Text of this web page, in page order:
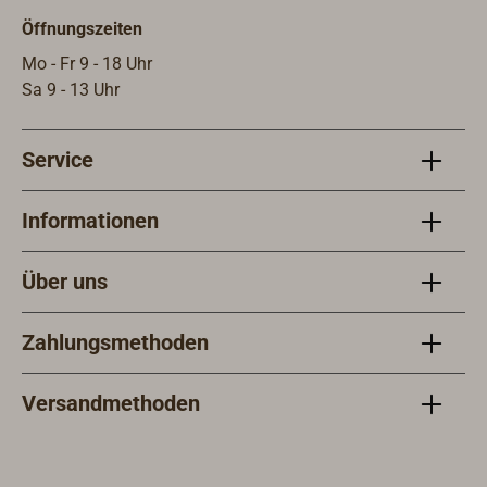
Leuchten automatisch
ausgeschaltet.Der Korpus der
Leuchte ist aus robustem Metall, mit
goldfarbender Oberfläche. Die
ein blendfreies Licht, die Verteilung
der LEDs für ein schönes homogenes
Hight-Power LEDs (3 x 1 Watt) mit
einem Abstrahlwinkel von 90° zum
Einsatz.Lieferung inklusive
Leuchtmittel, Anschlussfertig für 12
& 24 Volt Gleichspannung.
Öffnungszeiten
Mo - Fr 9 - 18 Uhr
Sa 9 - 13 Uhr
Service
Informationen
Über uns
Zahlungsmethoden
Versandmethoden